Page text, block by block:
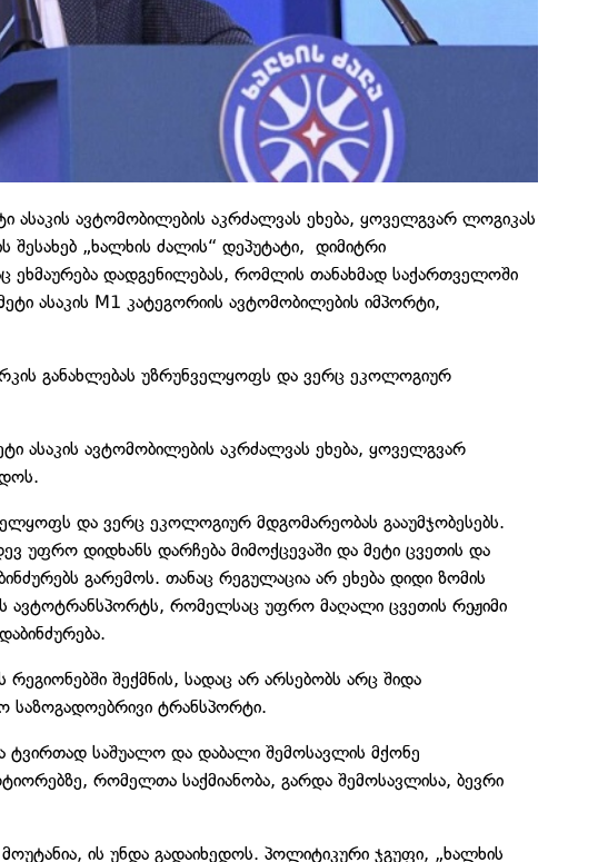
ასაკის ავტომობილების აკრძალვას ეხება, ყოველგვარ ლოგიკას
„ხალხის ძალის“ დეპუტატი, დიმიტრი
დადგენილებას, რომლის თანახმად საქართველოში
ასაკის M1 კატეგორიის ავტომობილების იმპორტი,
განახლებას უზრუნველყოფს და ვერც ეკოლოგიურ
ასაკის ავტომობილების აკრძალვას ეხება, ყოველგვარ
და ვერც ეკოლოგიურ მდგომარეობას გააუმჯობესებს.
უფრო დიდხანს დარჩება მიმოქცევაში და მეტი ცვეთის და
გარემოს. თანაც რეგულაცია არ ეხება დიდი ზომის
ავტოტრანსპორტს, რომელსაც უფრო მაღალი ცვეთის რეჟიმი
შექმნის, სადაც არ არსებობს არც შიდა
საზოგადოებრივი ტრანსპორტი.
ტვირთად საშუალო და დაბალი შემოსავლის მქონე
რომელთა საქმიანობა, გარდა შემოსავლისა, ბევრი
ის უნდა გადაიხედოს. პოლიტიკური ჯგუფი, „ხალხის